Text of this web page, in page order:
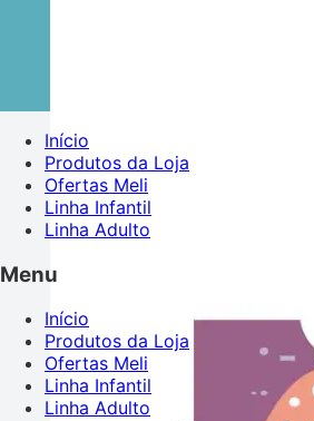
Início
Produtos da Loja
Ofertas Meli
Linha Infantil
Linha Adulto
Menu
Início
Produtos da Loja
Ofertas Meli
Linha Infantil
Linha Adulto